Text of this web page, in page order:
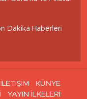
İLETİŞİM
KÜNYE